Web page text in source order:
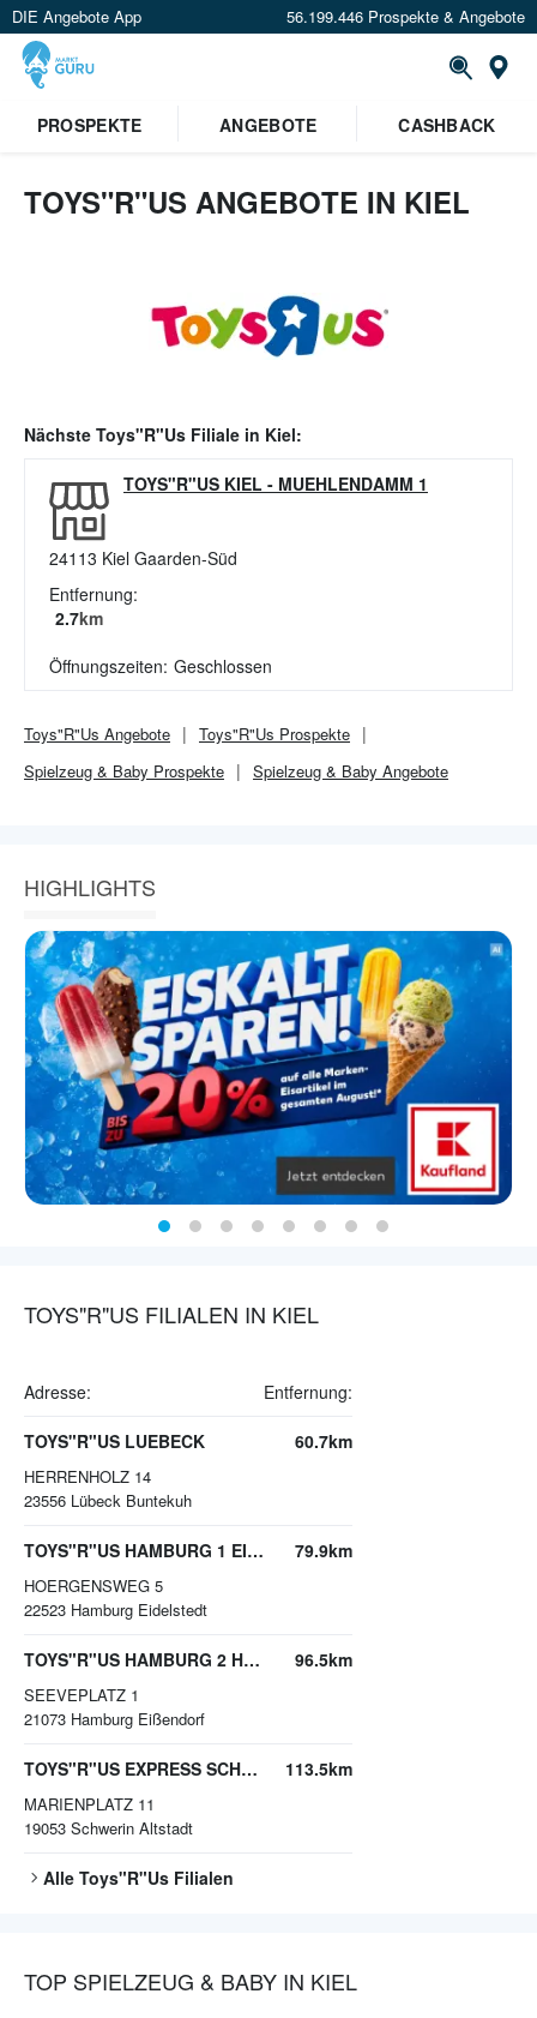
DIE Angebote App 56.199.446 Prospekte & Angebote
PROSPEKTE
ANGEBOTE CASHBACK
TOYS"R"US ANGEBOTE IN KIEL
Nächste Toys"R"Us Filiale in Kiel:
TOYS"R"US KIEL - MUEHLENDAMM 1
24113 Kiel Gaarden-Süd
Entfernung:
2.7km
Öffnungszeiten: Geschlossen
Toys"R"Us Angebote Toys"R"Us Prospekte
Spielzeug & Baby Prospekte Spielzeug & Baby Angebote
HIGHLIGHTS
TOYS"R"US FILIALEN IN KIEL
Adresse: Entfernung:
TOYS"R"US LUEBECK
HERRENHOLZ 14
23556 Lübeck Buntekuh
60.7km
TOYS"R"US HAMBURG 1 EIDELSTEDT
HOERGENSWEG 5
22523 Hamburg Eidelstedt
79.9km
TOYS"R"US HAMBURG 2 HARBURG
SEEVEPLATZ 1
21073 Hamburg Eißendorf
96.5km
TOYS"R"US EXPRESS SCHWERIN
MARIENPLATZ 11
19053 Schwerin Altstadt
113.5km
Alle Toys"R"Us Filialen
TOP SPIELZEUG & BABY IN KIEL